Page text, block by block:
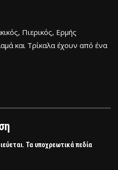
Πιερικός, Ερμής
και Τρίκαλα έχουν από ένα
Τα υποχρεωτικά πεδία